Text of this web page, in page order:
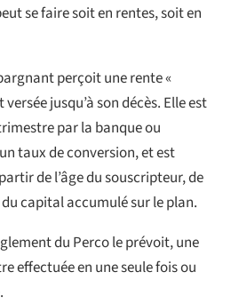
se faire soit en rentes, soit en
perçoit une rente «
jusqu’à son décès. Elle est
par la banque ou
taux de conversion, et est
de l’âge du souscripteur, de
capital accumulé sur le plan.
du Perco le prévoit, une
effectuée en une seule fois ou